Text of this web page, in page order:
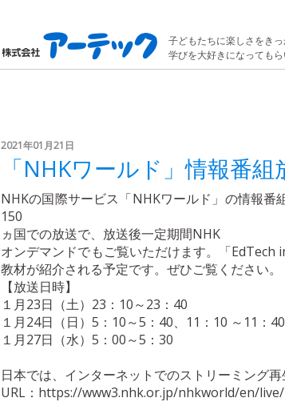
子どもたちに楽しさをき
学びを大好きになっても
2021年01月21日
「NHKワールド」情報番
NHKの国際サービス「NHKワールド」の情報
150
ヵ国での放送で、放送後一定期間NHK
オンデマンドでもご覧いただけます。「
教材が紹介される予定です。ぜひご覧ください。
【放送日時】
１月23日（土）23：10～23：40
１月24日（日）5：10～5：40、11：10 ～11：40
１月27日（水）5：00～5：30
日本では、インターネットでのストリーミング再
URL：https://www3.nhk.or.jp/nhkworld/en/live/